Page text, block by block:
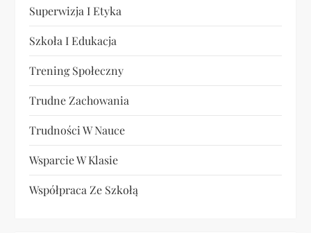
Superwizja I Etyka
Szkoła I Edukacja
Trening Społeczny
Trudne Zachowania
Trudności W Nauce
Wsparcie W Klasie
Współpraca Ze Szkołą